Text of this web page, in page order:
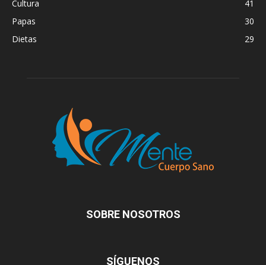
Cultura
41
Papas
30
Dietas
29
SOBRE NOSOTROS
SÍGUENOS